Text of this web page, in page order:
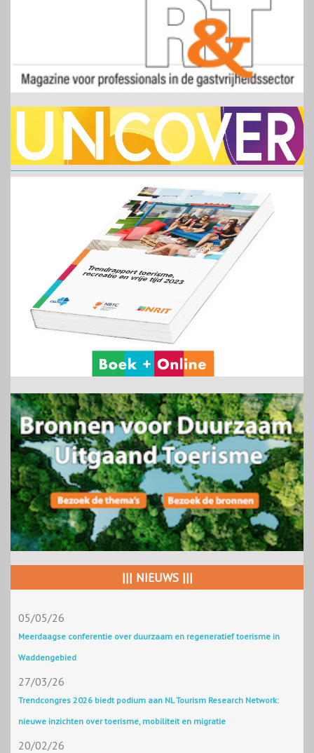
||| NIEUWS |||
05/05/26
Meerdaagse conferentie over duurzaam en regeneratief toerisme in
Waddengebied
27/03/26
Trendcongres 2026 biedt podium aan NL Tourism Research Network:
nieuwe inzichten over toerisme, mobiliteit en migratie
20/02/26